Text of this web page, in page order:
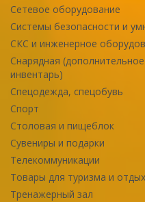
Сетевое оборудование
Системы безопасности и
СКС и инженерное
Снарядная
инвентарь)
Спецодежда, спецобувь
Спорт
Столовая и пищеблок
Сувениры и подарки
Телекоммуникации
Товары для туризма и
Тренажерный зал